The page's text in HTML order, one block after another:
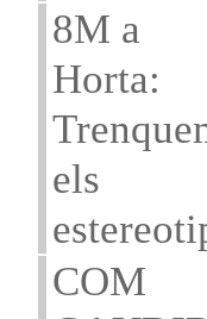
8M a
Horta:
els
COM